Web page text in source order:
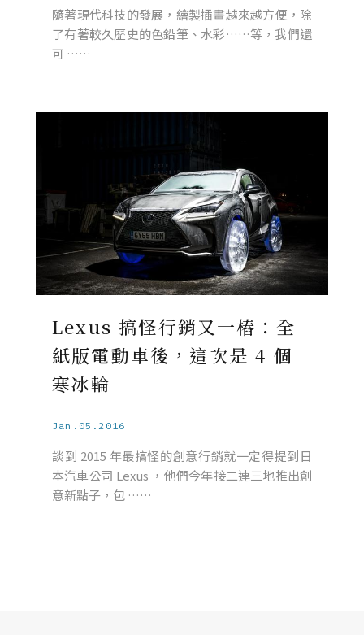
隨著現代科技的發展，繪製插畫越來越方便，除
了有著較久歷史的色鉛筆、水彩……等，我們還
可 ……
Lexus 搞怪行銷又一樁：全
紙版電動車後，這次是 4 個
寒冰輪
Jan.05.2016
談到 2015 年最搞怪的創意行銷就一定得提到日
本汽車公司 Lexus ，他們今年接二連三地推出創
意新點子，包 ……